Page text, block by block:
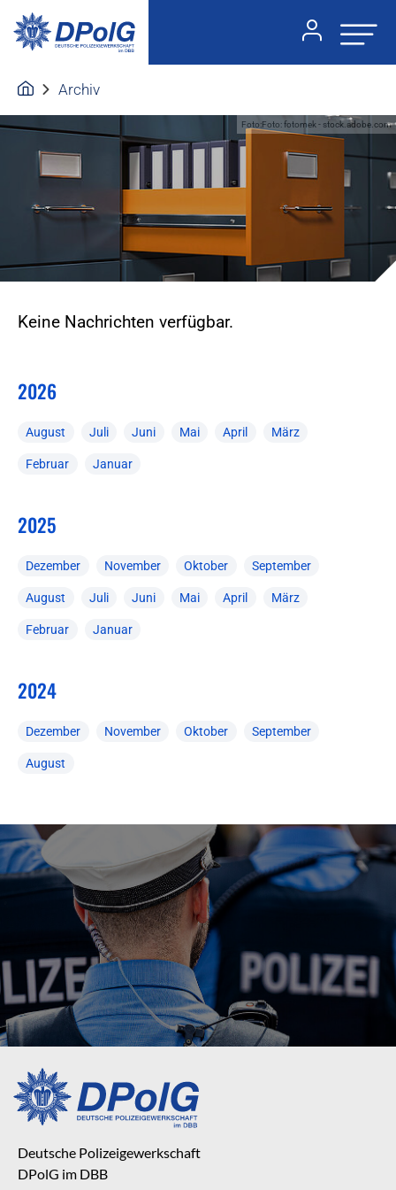
Archiv
Foto:Foto: fotomek - stock.adobe.com
Keine Nachrichten verfügbar.
2026
August Juli Juni Mai April März
Februar Januar
2025
Dezember November Oktober September
August Juli Juni Mai April März
Februar Januar
2024
Dezember November Oktober September
August
Deutsche Polizeigewerkschaft
DPolG im DBB